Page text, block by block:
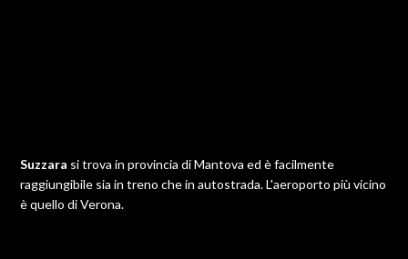
Suzzara si trova in provincia di Mantova ed è facilmente
raggiungibile sia in treno che in autostrada. L'aeroporto più vicino
è quello di Verona.